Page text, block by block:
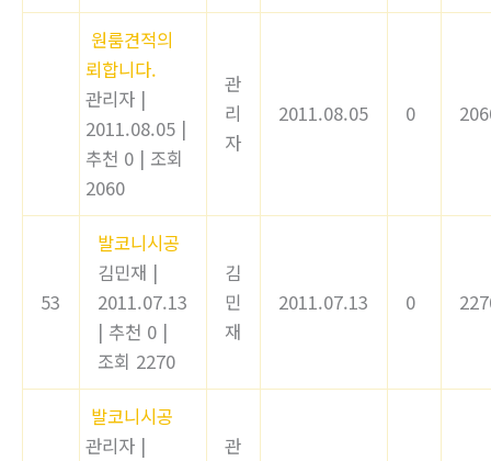
원룸견적의
뢰합니다.
관리자 |
2011.08.05 |
추천 0 | 조회
2060
관
리
자
2011.08.05 0
53
발코니시공
김민재 |
2011.07.13
| 추천 0 |
조회 2270
김
민
재
2011.07.13 0
발코니시공
관리자 |
관